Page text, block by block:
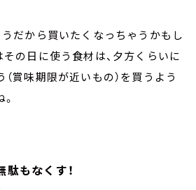
だから買いたくなっちゃうかもし
の日に使う食材は、夕方くらいに
賞味期限が近いもの）を買うよう
駄もなくす！